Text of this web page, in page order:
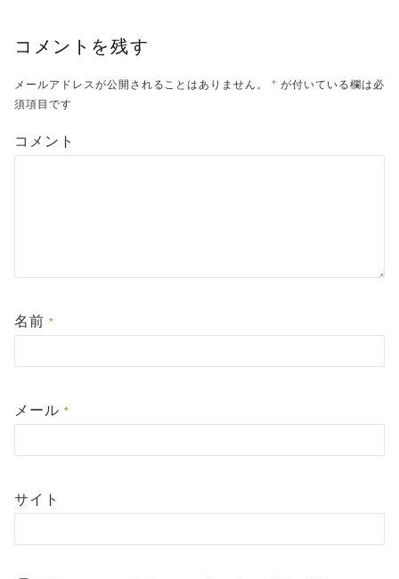
コメントを残す
メールアドレスが公開されることはありません。 * が付いている欄は必
須項目です
コメント
名前 *
メール *
サイト